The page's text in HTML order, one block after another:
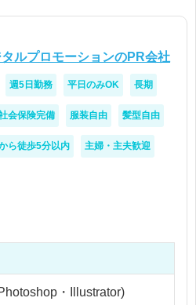
ルプロモーションのPR会社
週5日勤務 平日のみOK 長期
会保険完備 服装自由 髪型自由
ら徒歩5分以内 主婦・主夫歓迎
・Illustrator)